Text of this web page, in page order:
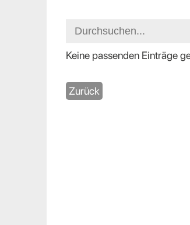
Keine passenden Einträge
Zurück